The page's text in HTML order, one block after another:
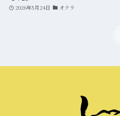
2026年5月24日 オクラ